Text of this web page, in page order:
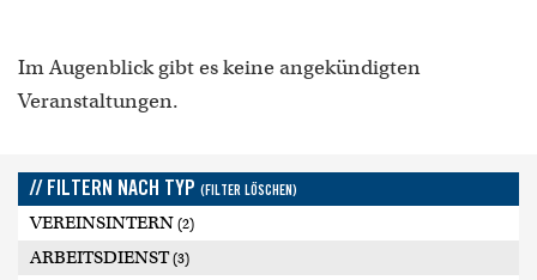
Im Augenblick gibt es keine angekündigten
Veranstaltungen.
// FILTERN NACH TYP (FILTER LÖSCHEN)
VEREINSINTERN (2)
ARBEITSDIENST(3)